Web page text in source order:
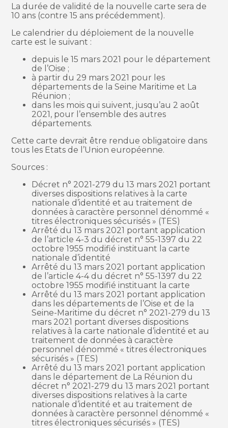
La durée de validité de la nouvelle carte sera de
10 ans (contre 15 ans précédemment).
Le calendrier du déploiement de la nouvelle
carte est le suivant :
depuis le 15 mars 2021 pour le département
de l’Oise ;
à partir du 29 mars 2021 pour les
départements de la Seine Maritime et La
Réunion ;
dans les mois qui suivent, jusqu’au 2 août
2021, pour l’ensemble des autres
départements.
Cette carte devrait être rendue obligatoire dans
tous les Etats de l’Union européenne.
Sources :
Décret n° 2021-279 du 13 mars 2021 portant
diverses dispositions relatives à la carte
nationale d’identité et au traitement de
données à caractère personnel dénommé «
titres électroniques sécurisés » (TES)
Arrêté du 13 mars 2021 portant application
de l’article 4-3 du décret n° 55-1397 du 22
octobre 1955 modifié instituant la carte
nationale d’identité
Arrêté du 13 mars 2021 portant application
de l’article 4-4 du décret n° 55-1397 du 22
octobre 1955 modifié instituant la carte
Arrêté du 13 mars 2021 portant application
dans les départements de l’Oise et de la
Seine-Maritime du décret n° 2021-279 du 13
mars 2021 portant diverses dispositions
relatives à la carte nationale d’identité et au
traitement de données à caractère
personnel dénommé « titres électroniques
sécurisés » (TES)
Arrêté du 13 mars 2021 portant application
dans le département de La Réunion du
décret n° 2021-279 du 13 mars 2021 portant
diverses dispositions relatives à la carte
nationale d’identité et au traitement de
données à caractère personnel dénommé «
titres électroniques sécurisés » (TES)